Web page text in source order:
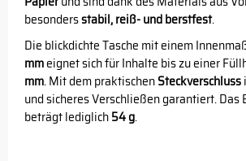
besondersstabil, reiß- und berstfest.
Die blickdichte Tasche mit einem
mmeignet sich für Inhalte bis zu einer
mm. Mit dem praktischenSteckverschluss
und sicheres Verschließen garantiert. Das
beträgt lediglich54 g.